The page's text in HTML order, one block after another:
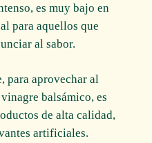
es muy bajo en
para aquellos que
al sabor.
para aprovechar al
balsámico, es
de alta calidad,
artificiales.